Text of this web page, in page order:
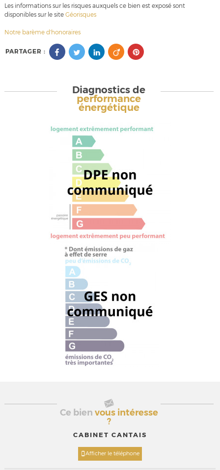
Les informations sur les risques auxquels ce bien est exposé sont
disponibles sur le site Géorisques
Notre barème d'honoraires
PARTAGER :
Diagnostics de
performance
énergétique
Ce bien vous intéresse
?
CABINET CANTAIS
Afficher le téléphone